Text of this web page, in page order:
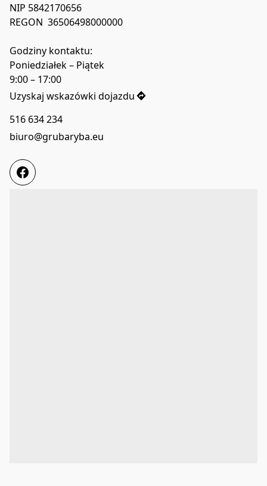
NIP 5842170656
REGON  36506498000000
Godziny kontaktu:
Poniedziałek – Piątek
9:00 – 17:00
Uzyskaj wskazówki dojazdu
516 634 234
biuro@grubaryba.eu